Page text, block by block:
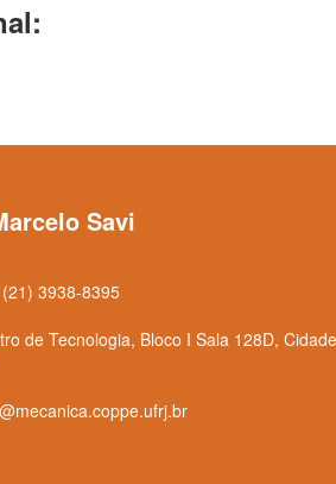
Savi
3938-8395
de Tecnologia, Bloco I Sala 128D,